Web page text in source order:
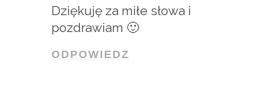
Dziękuję za miłe słowa i
pozdrawiam 🙂
ODPOWIEDZ